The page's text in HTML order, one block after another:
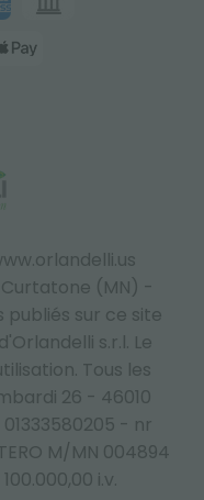
(MN) -
publiés sur ce site
s.r.l. Le
Tous les
26 - 46010
- nr
M/MN 004894
i.v.